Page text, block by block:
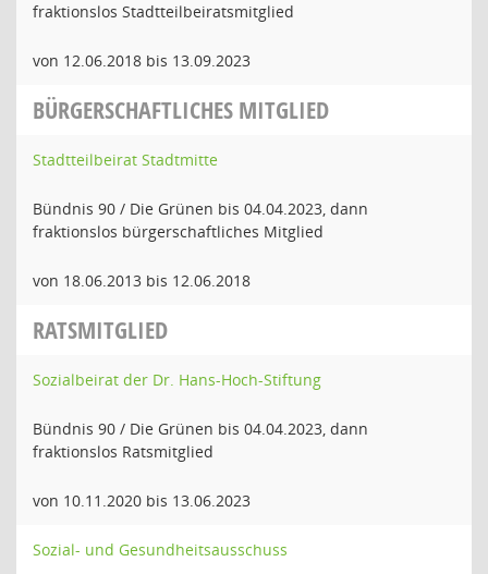
fraktionslos Stadtteilbeiratsmitglied
von 12.06.2018 bis 13.09.2023
BÜRGERSCHAFTLICHES MITGLIED
Stadtteilbeirat Stadtmitte
Bündnis 90 / Die Grünen bis 04.04.2023, dann
fraktionslos bürgerschaftliches Mitglied
von 18.06.2013 bis 12.06.2018
RATSMITGLIED
Sozialbeirat der Dr. Hans-Hoch-Stiftung
Bündnis 90 / Die Grünen bis 04.04.2023, dann
fraktionslos Ratsmitglied
von 10.11.2020 bis 13.06.2023
Sozial- und Gesundheitsausschuss